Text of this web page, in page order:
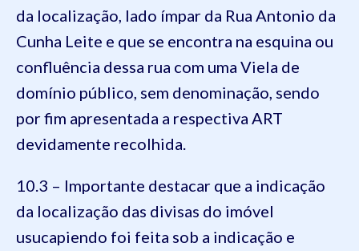
da localização, lado ímpar da Rua Antonio da
Cunha Leite e que se encontra na esquina ou
confluência dessa rua com uma Viela de
domínio público, sem denominação, sendo
por fim apresentada a respectiva ART
devidamente recolhida.
10.3 – Importante destacar que a indicação
da localização das divisas do imóvel
usucapiendo foi feita sob a indicação e